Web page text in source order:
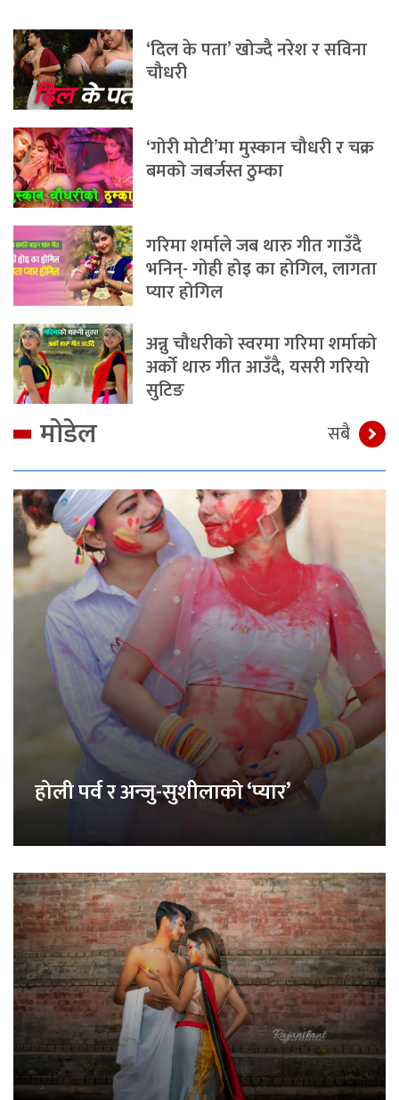
‘दिल के पता’ खोज्दै नरेश र सविना
चौधरी
‘गोरी मोटी’मा मुस्कान चौधरी र चक्र
बमको जबर्जस्त ठुम्का
गरिमा शर्माले जब थारु गीत गाउँदै
भनिन्- गोही होइ का होगिल, लागता
प्यार होगिल
अन्नु चौधरीको स्वरमा गरिमा शर्माको
अर्को थारु गीत आउँदै, यसरी गरियो
सुटिङ
मोडेल सबै
होली पर्व र अन्जु-सुशीलाको ‘प्यार’